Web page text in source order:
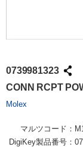
0739981323
CONN RCPT
Molex
マルツコード：
DigiKey製品番号：